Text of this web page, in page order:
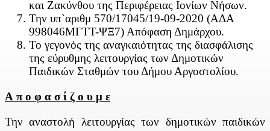
και Ζακύνθου της Περιφέρειας Ιονίων Νήσων.
Την υπ`αριθμ 570/17045/19-09-2020 (ΑΔΑ
998046ΜΓΤΤ-ΨΞ7) Απόφαση Δημάρχου.
Το γεγονός της αναγκαιότητας της διασφάλισης
της εύρυθμης λειτουργίας των Δημοτικών
Παιδικών Σταθμών του Δήμου Αργοστολίου.
Α π ο φ α σ ί ζ ο υ μ ε
Την αναστολή λειτουργίας των δημοτικών παιδικών